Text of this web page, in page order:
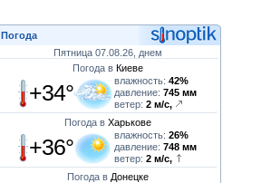
Погода
Пятница 07.08.26, днем
Погода в Киеве
+34° влажность: 42%
давление: 745 мм
ветер: 2 м/с,
Погода в Харькове
+36° влажность: 26%
давление: 748 мм
ветер: 2 м/с,
Погода в Донецке